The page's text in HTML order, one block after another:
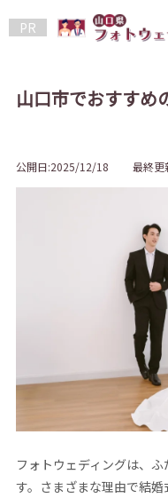
PR
山口市でおすすめ
公開日:2025/12/18 最終更
フォトウェディングは、
す。さまざまな理由で結